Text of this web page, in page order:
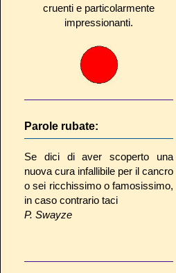
cruenti e particolarmente
impressionanti.
Parole rubate:
Se dici di aver scoperto una
nuova cura infallibile per il cancro
o sei ricchissimo o famosissimo,
in caso contrario taci
P. Swayze